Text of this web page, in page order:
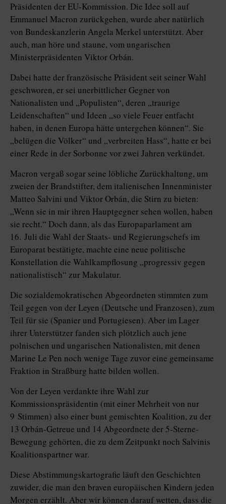
Präsidenten der EU-Kommis­sion. Die Idee soll auf
Emmanuel ­Macron zurückgehen, wurde aber natürlich
von Bundeskanzlerin Angela Merkel unterstützt. Aber
auch, man höre und staune, vom ungarischen
Ministerpräsidenten Viktor Orbán.
Dabei hatte der französische Präsident seit seiner Wahl
geschworen, er sei unerbittlicher Gegner von
Nationalisten und „Populisten“, deren „traurige
Leidenschaften“ und Ideen „so viele Feuer entfacht
haben, in denen Europa hätte untergehen können“. Sie
„belügen die Völker“ und „verbreiten Hass“, hatte er bei
einer Rede in der ­Sorbonne vor zwei Jahren verkündet.
Macron vergaß sogar seine löbliche Zurückhaltung, um
zweien der Brandstifter, dem italienischen Innenminister
Matteo Salvini und Viktor Orbán, die Stirn zu bieten:
„Wenn sie in mir ihren Hauptgegner sehen wollen, haben
sie recht.“ Doch dann, als das Europaparlament am
16. Juli die Wahl der Staats- und Regierungschefs im
Europarat bestätigte, machte eine neue politische
Konstellation die Wahlkampflosung „progressiv gegen
nationalistisch“ zur Makulatur.
Die sozialdemokratischen Abgeordneten stimmten zum
Teil gegen von der Leyen (Deutsche und Franzosen), zum
Teil für sie (Spanier und Portugiesen). Aber im Lager
ihrer Unterstützer fanden sich plötzlich auch jene
polnischen und ungarischen Nationalisten, mit denen
Marine Le Pen noch wenige Tage zuvor eine gemeinsame
Fraktion in Straßburg hatte bilden wollen.
Von der Leyen verdankte ihre Wahl zur
Kommissionspräsidentin (mit einer Mehrheit von nur
9 Stimmen) also einer bunt gemischten Koalition, zu der
13 Orbán-Getreue und 14 Abgeordnete der 5-Sterne-
Bewegung gehörten, die zu dem Zeitpunkt noch Salvinis
Koali­tions­partner war.
Diese Abstimmungskartografie läuft den Geschichten
zuwider, die man den braven europäischen Kindern jeden
Morgen erzählt. Aber wir können darauf wetten, dass die